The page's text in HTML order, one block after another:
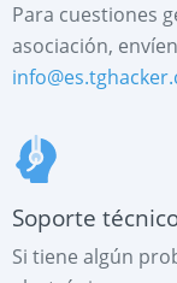
Para cuestiones
asociación,
Soporte
Si tiene algún
REGÍSTRESE
Русский